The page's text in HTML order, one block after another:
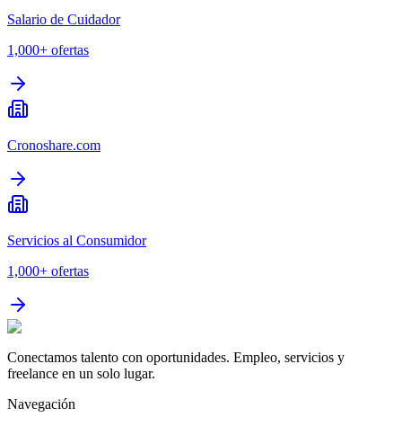
Salario de Cuidador
1,000+ ofertas
Cronoshare.com
Servicios al Consumidor
1,000+ ofertas
Conectamos talento con oportunidades. Empleo, servicios y
freelance en un solo lugar.
Navegación